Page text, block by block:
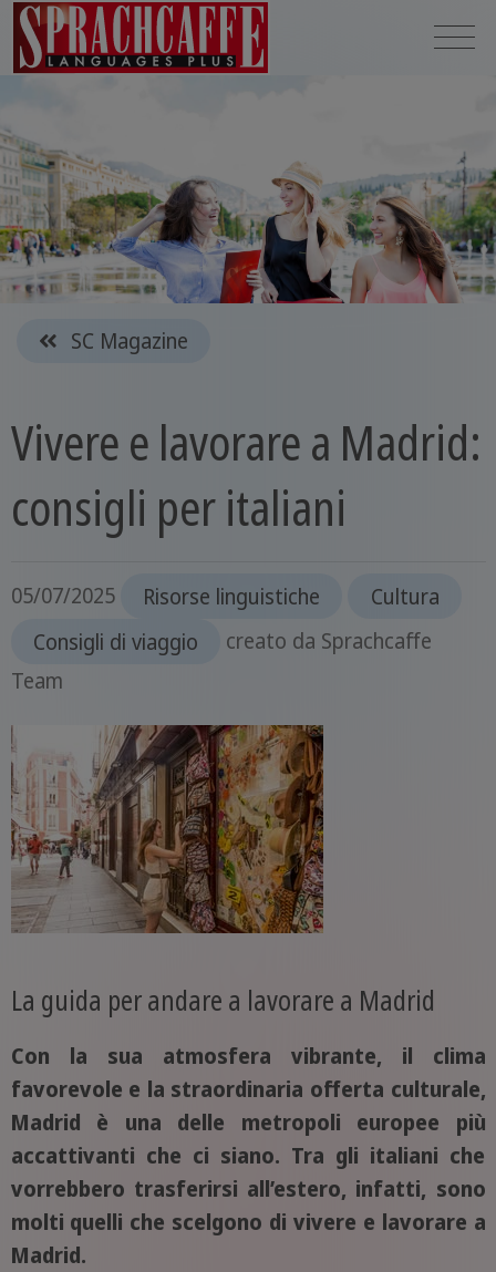
SC Magazine
Vivere e lavorare a Madrid:
consigli per italiani
05/07/2025 Risorse linguistiche
Cultura
Consigli di viaggio
creato da Sprachcaffe
Team
La guida per andare a lavorare a Madrid
Con la sua atmosfera vibrante, il clima
favorevole e la straordinaria offerta culturale,
Madrid è una delle metropoli europee più
accattivanti che ci siano. Tra gli italiani che
vorrebbero trasferirsi all’estero, infatti, sono
molti quelli che scelgono di vivere e lavorare a
Madrid.